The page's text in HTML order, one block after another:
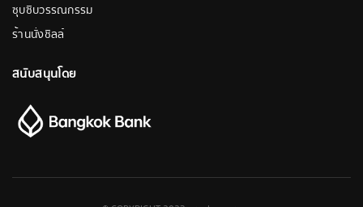
ซุบซิบวรรณกรรม
ร้านนั่งชิลล์
สนับสนุนโดย